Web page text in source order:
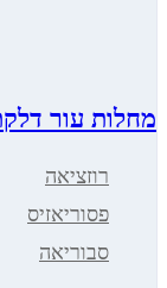
מחלות עור
רוזציאה
פסוריאזיס
סבוריאה